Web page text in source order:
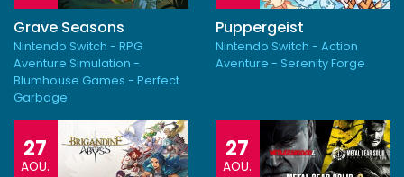
Grave Seasons
Nintendo Switch - RPG
Aventure Simulation -
Blumhouse Games - Perfect
Garbage
Puppergeist
Nintendo Switch - Action
Aventure - Serenity Forge
27
AOU.
27
AOU.